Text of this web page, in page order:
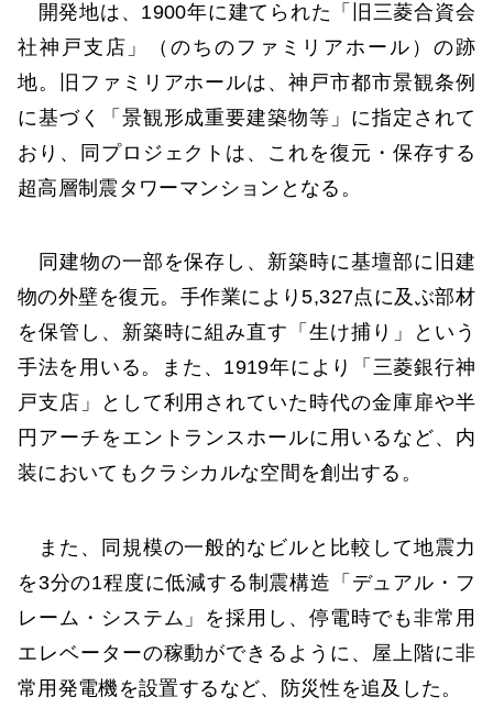
開発地は、1900年に建てられた「旧三菱合資会
社神戸支店」（のちのファミリアホール）の跡
地。旧ファミリアホールは、神戸市都市景観条例
に基づく「景観形成重要建築物等」に指定されて
おり、同プロジェクトは、これを復元・保存する
超高層制震タワーマンションとなる。
同建物の一部を保存し、新築時に基壇部に旧建
物の外壁を復元。手作業により5,327点に及ぶ部材
を保管し、新築時に組み直す「生け捕り」という
手法を用いる。また、1919年により「三菱銀行神
戸支店」として利用されていた時代の金庫扉や半
円アーチをエントランスホールに用いるなど、内
装においてもクラシカルな空間を創出する。
また、同規模の一般的なビルと比較して地震力
を3分の1程度に低減する制震構造「デュアル・フ
レーム・システム」を採用し、停電時でも非常用
エレベーターの稼動ができるように、屋上階に非
常用発電機を設置するなど、防災性を追及した。